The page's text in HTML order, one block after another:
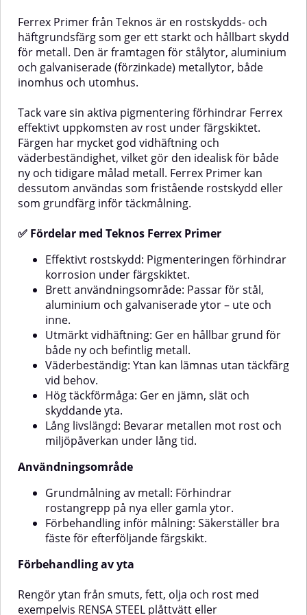
modern, effektiv och säker
rostskyddsfärg som förlänger
livslängden på dina ytor – utan
kompromisser.✅ Fördelar med
Ferrex Aqua Vit
rostskyddsfärgEffektivt
rostskydd: Specialpigment
under färgskiktet.Hög
vidhäftning: Fäster utmärkt på
järn, stål, aluminium och
förzinkade ytor.Miljövänlig:
Vattenburen och
lösningsmedelsfri – låg lukt och
skonsam för miljön.Lätt att
applicera: Ger en jämn, slät yta
och kan övermålas med både
färger.Mångsidig användning:
utomhusprojekt på t.ex.
balkonger, dörrar, staket och
metallkonstruktioner.Typiska
förbehandling:Rengör ytor från
smuts, fett, olja och rost. Använd
t.ex. RENSA STEEL plåttvätt eller
lösningsmedelstorkning.Blanka
och gamla ytor mattas ner
genom slipning, skrapning eller
blästring. Aluminiumytor ruggas
lätt för optimal
vidhäftning.Appliceringsmetod:Pensel
eller sprutning (rekommenderat
munstycke 0,011–0,015”). Rör om
färgen noggrant före
användning.Appliceringsförhållanden:Ytan
ska vara torr. Temperatur på luft,
+10 °C och den relativa
luftfuktigheten under 80 %.
Undvik målning om ytan
överstiger +40 °C.Rengöring av
verktyg:Tvättas omedelbart efter
användning med varmt vatten
och RENSA BRUSH penseltvätt.
andra metallkonstruktioner
utomhus och inomhus. Ferrex
Combi fäster bra på stål,
galvaniserad plåt, aluminium,
koppar och tidigare målade
metallytor.✅ Fördelar med Ferrex
grund- eller täckfärgMycket god
väderbeständighetLätt att
använda – vattenburen
formulaFärdig yta kan lämnas
utan täckfärgAnvändning:Se till
att ytan är ren och fri från smuts,
fett och rost innan målning.
Rengör gärna med Rensa Steel
plåttvätt. Applicera färgen med
målning utan täckfärg
bästa skydd.Teknisk
information:Glans:
HalvmattTorrhalt: ca 41 %Åtgång:
7–9 m²/lTorktid: ca 1
timmeFörtunning/rengöring:
frostfritt.Tillverkad i Finland – bär
Nyckelflaggan.
Ferrex Primer från Teknos är en rostskydds- och
häftgrundsfärg som ger ett starkt och hållbart skydd
för metall. Den är framtagen för stålytor, aluminium
och galvaniserade (förzinkade) metallytor, både
inomhus och utomhus.
Tack vare sin aktiva pigmentering förhindrar Ferrex
effektivt uppkomsten av rost under färgskiktet.
Färgen har mycket god vidhäftning och
väderbeständighet, vilket gör den idealisk för både
ny och tidigare målad metall. Ferrex Primer kan
dessutom användas som fristående rostskydd eller
som grundfärg inför täckmålning.
✅ Fördelar med Teknos Ferrex Primer
Effektivt rostskydd: Pigmenteringen förhindrar
korrosion under färgskiktet.
Brett användningsområde: Passar för stål,
aluminium och galvaniserade ytor – ute och
inne.
Utmärkt vidhäftning: Ger en hållbar grund för
både ny och befintlig metall.
Väderbeständig: Ytan kan lämnas utan täckfärg
vid behov.
Hög täckförmåga: Ger en jämn, slät och
skyddande yta.
Lång livslängd: Bevarar metallen mot rost och
miljöpåverkan under lång tid.
Användningsområde
Grundmålning av metall: Förhindrar
rostangrepp på nya eller gamla ytor.
Förbehandling inför målning: Säkerställer bra
fäste för efterföljande färgskikt.
Förbehandling av yta
Rengör ytan från smuts, fett, olja och rost med
exempelvis RENSA STEEL plåttvätt eller